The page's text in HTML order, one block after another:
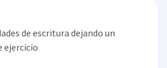
de escritura dejando un
ejercicio